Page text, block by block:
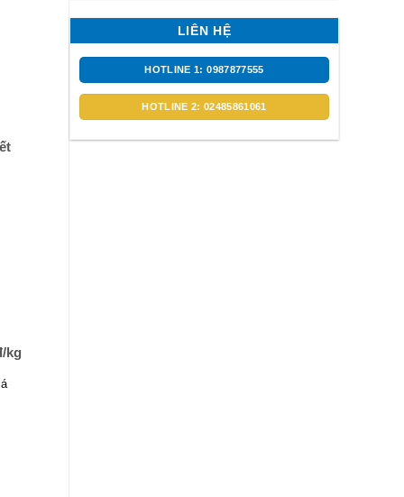
kg
LIÊN HỆ
HOTLINE 1: 0987877555
HOTLINE 2: 02485861061